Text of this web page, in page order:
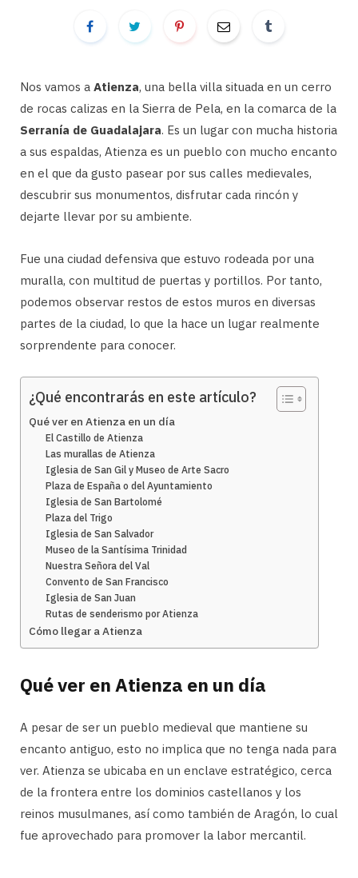
Nos vamos a Atienza, una bella villa situada en un cerro
de rocas calizas en la Sierra de Pela, en la comarca de la
Serranía de Guadalajara. Es un lugar con mucha historia
a sus espaldas, Atienza es un pueblo con mucho encanto
en el que da gusto pasear por sus calles medievales,
descubrir sus monumentos, disfrutar cada rincón y
dejarte llevar por su ambiente.
Fue una ciudad defensiva que estuvo rodeada por una
muralla, con multitud de puertas y portillos. Por tanto,
podemos observar restos de estos muros en diversas
partes de la ciudad, lo que la hace un lugar realmente
sorprendente para conocer.
¿Qué encontrarás en este artículo?
Qué ver en Atienza en un día
El Castillo de Atienza
Las murallas de Atienza
Iglesia de San Gil y Museo de Arte Sacro
Plaza de España o del Ayuntamiento
Iglesia de San Bartolomé
Plaza del Trigo
Iglesia de San Salvador
Museo de la Santísima Trinidad
Nuestra Señora del Val
Convento de San Francisco
Iglesia de San Juan
Rutas de senderismo por Atienza
Cómo llegar a Atienza
Qué ver en Atienza en un día
A pesar de ser un pueblo medieval que mantiene su
encanto antiguo, esto no implica que no tenga nada para
ver. Atienza se ubicaba en un enclave estratégico, cerca
de la frontera entre los dominios castellanos y los
reinos musulmanes, así como también de Aragón, lo cual
fue aprovechado para promover la labor mercantil.